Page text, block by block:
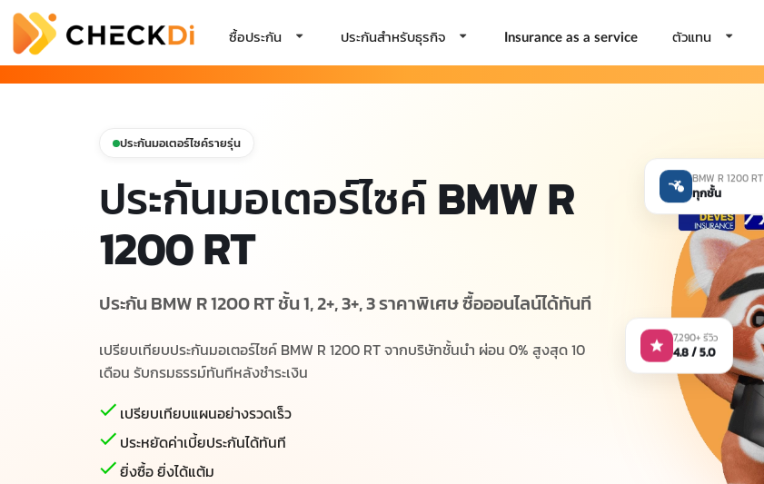
ซื้อประกัน ประกันสำหรับธุรกิจ Insurance as a service ตัวแทน
ประกันมอเตอร์ไซค์รายรุ่น
ประกันมอเตอร์ไซค์BMW R
1200 RT
ประกัน BMW R 1200 RT ชั้น 1, 2+, 3+, 3 ราคาพิเศษ ซื้อออนไลน์ได้ทันที
เปรียบเทียบประกันมอเตอร์ไซค์ BMW R 1200 RT จากบริษัทชั้นนำ ผ่อน 0% สูงสุด 10
เดือน รับกรมธรรม์ทันทีหลังชำระเงิน
เปรียบเทียบแผนอย่างรวดเร็ว
ประหยัดค่าเบี้ยประกันได้ทันที
ยิ่งซื้อ ยิ่งได้แต้ม
BMW R 1200 RT
ทุกชั้น
7,290+ รีวิว
4.8 / 5.0